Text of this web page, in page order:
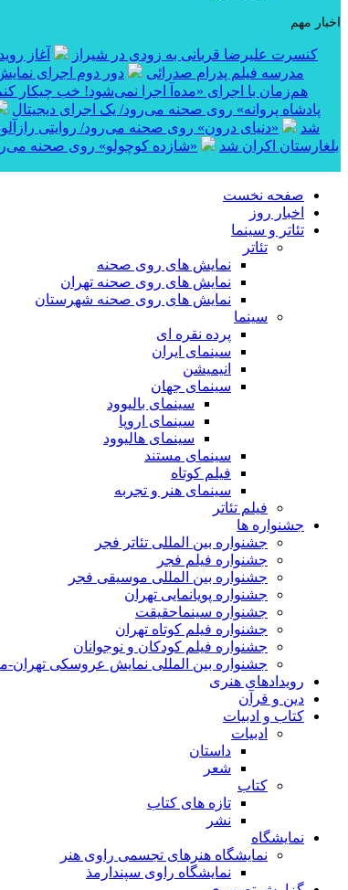
اخبار مهم
کنسرت علیرضا قربانی به زودی در شیراز آغاز
مدرسه فیلم پدرام صدرائی
دور دوم اجرای
هم‌زمان با اجرای «مده‌آ اجرا نمی‌شود! خب چیکار
پادشاه پروانه» روی صحنه می‌رود/ یک اجرای دیجیتال
شد
«دنیای درون» روی صحنه می‌رود/ روایتی
کوتاه «خواژن» در جشنواره بین‌المللی RIFE بلغارستان اکران شد
«شازده کوچولو» روی صحنه
صفحه نخست
اخبار روز
تئاتر و سینما
تئاتر
نمایش های روی صحنه
نمایش های روی صحنه تهران
نمایش های روی صحنه شهرستان
سینما
پرده نقره ای
سینمای ایران
انیمیشن
سینمای جهان
سینمای بالیوود
سینمای اروپا
سینمای هالیوود
سینمای مستند
فیلم کوتاه
سینمای هنر و تجربه
فیلم تئاتر
جشنواره ها
جشنواره بین المللی تئاتر فجر
جشنواره فیلم فجر
جشنواره بین المللی موسیقی فجر
جشنواره پویانمایی تهران
جشنواره سینماحقیقت
جشنواره فیلم کوتاه تهران
جشنواره فیلم کودکان و نوجوانان
جشنواره بین المللی نمایش عروسکی تهران-
رویدادهای هنری
دین و قرآن
کتاب و ادبیات
ادبیات
داستان
شعر
کتاب
تازه های کتاب
نشر
نمایشگاه
نمایشگاه هنرهای تجسمی راوی هنر
نمایشگاه راوی سپندارمذ